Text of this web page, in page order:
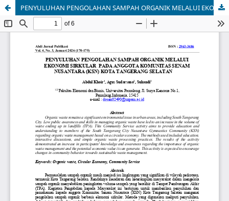
PENYULUHAN PENGOLAHAN SAMPAH ORGANIK MELALUI EKONOMI SIRKULAR PADA ANGGOTA KOMUNITAS SENAM NUSANTARA (KSN) KOTA TANGERANG SELATAN